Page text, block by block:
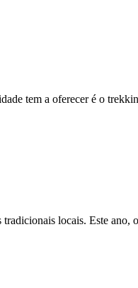
tem a oferecer é o
locais. Este ano,